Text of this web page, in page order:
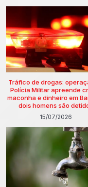
Tráfico de drogas:
Polícia Militar apreende
maconha e dinheiro em
dois homens são
15/07/2026